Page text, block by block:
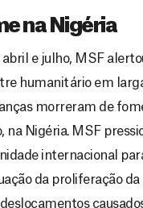
na Nigéria
abril e julho, MSF
humanitário em
morreram de
na Nigéria. MSF
internacional
da proliferação